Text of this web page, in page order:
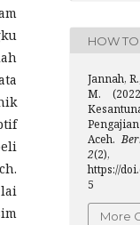
HOW TO
Jannah,
M.
Aceh.
2
https://
5
More